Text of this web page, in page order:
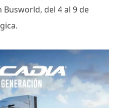
del 4 al 9 de